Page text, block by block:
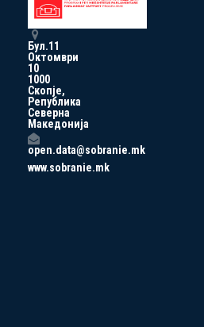
Бул.11
Октомври
10
1000
Скопје,
Република
Северна
Македонија
open.data@sobranie.mk
www.sobranie.mk